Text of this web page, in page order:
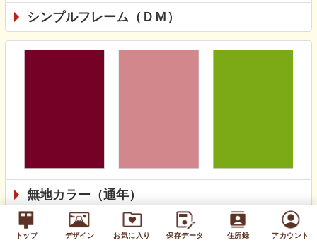
トップ デザイン お気に入り 保存データ 住所録 アカウント
シンプルフレーム（ＤＭ）
無地カラー（通年）